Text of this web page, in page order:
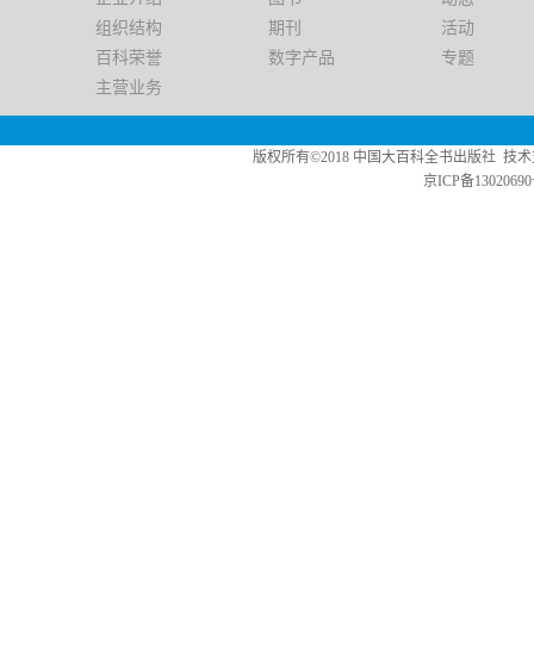
组织结构
期刊
活动
百科荣誉
数字产品
专题
主营业务
版权所有©2018 中国大百科全书出版社 技术
京ICP备